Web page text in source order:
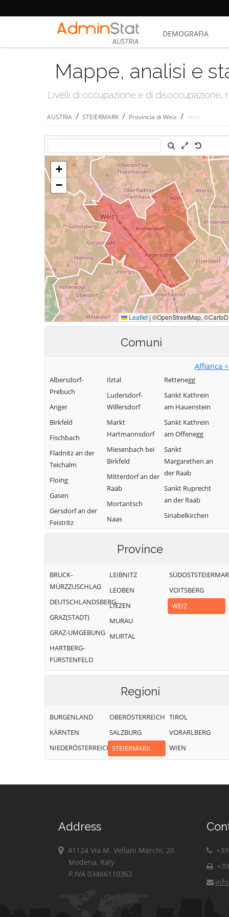
AUSTRIA
DEMOGRAFIA
Mappe, analisi e
Livelli di occupazione e di
AUSTRIA / STEIERMARK / Provincia di Weiz / Weiz
Comuni
Affianca
Albersdorf-
Prebuch
Anger
Birkfeld
Fischbach
Fladnitz an der
Teichalm
Floing
Gasen
Gersdorf an der
Feistritz
Hofstätten an
der Raab
Ilztal
Ludersdorf-
Wilfersdorf
Markt
Hartmannsdorf
Miesenbach bei
Birkfeld
Mitterdorf an der
Raab
Mortantsch
Naas
Passail
Pischelsdorf am
Puch bei Weiz
Ratten
Rettenegg
Sankt Kathrein
am Hauenstein
Sankt Kathrein
am Offenegg
Sankt
Margarethen an
der Raab
Sankt Ruprecht
an der Raab
Sinabelkirchen
Strallegg
Province
BRUCK-
MÜRZZUSCHLAG
DEUTSCHLANDSBERG
GRAZ(STADT)
GRAZ-UMGEBUNG
HARTBERG-
FÜRSTENFELD
LEIBNITZ
LEOBEN
LIEZEN
MURAU
MURTAL
VOITSBERG
WEIZ
Regioni
BURGENLAND
KÄRNTEN
NIEDERÖSTERREICH
OBERÖSTERREICH
SALZBURG
STEIERMARK
TIROL
VORARLBERG
WIEN
Address
41124 Via M. Vellani Marchi, 20
Modena, Italy
P.IVA 03466110362